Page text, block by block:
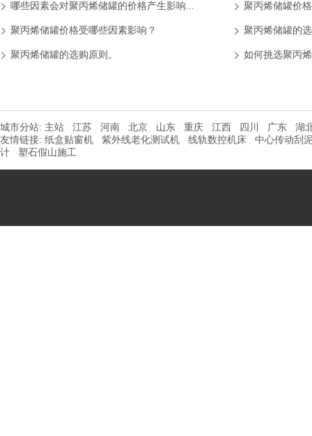
哪些因素会对聚丙烯储罐的价格产生影响... 聚丙烯储罐价
聚丙烯储罐价格受哪些因素影响？ 聚丙烯储罐的
聚丙烯储罐的选购原则。 如何挑选聚丙
城市分站: 主站 江苏 河南 北京 山东 重庆 江西 四川 广东
湖
友情链接: 纸盒贴窗机 紫外线老化测试机 线轨数控机床
中心传动刮
计
塑石假山施工